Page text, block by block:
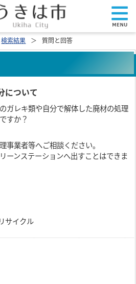
検索結果 質問と回答
について
ガレキ類や自分で解体した廃材の処理
すか？
事業者等へご相談ください。
ーンステーションへ出すことはできま
サイクル